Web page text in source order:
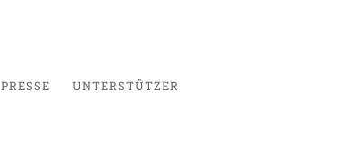
PRESSE UNTERSTÜTZER